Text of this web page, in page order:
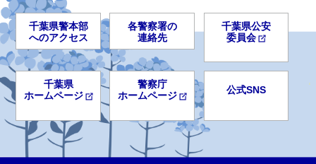
千葉県警本部
へのアクセス
各警察署の
連絡先
千葉県公安
委員会
千葉県
ホームページ
警察庁
ホームページ
公式SNS